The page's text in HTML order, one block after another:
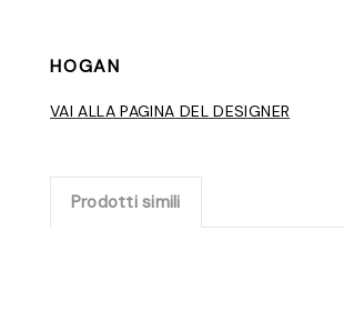
HOGAN
VAI ALLA PAGINA DEL DESIGNER
Prodotti simili